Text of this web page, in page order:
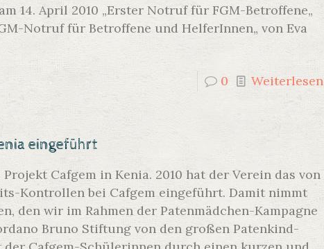
14. April 2010 „Erster Notruf für FGM-Betroffene„
Notruf für Betroffene und HelferInnen„ von Eva
0 Weiterlesen
eingeführt
Cafgem in Kenia. 2010 hat der Verein das von
Kontrollen bei Cafgem eingeführt. Damit nimmt
den wir im Rahmen der Patenmädchen-Kampagne
Bruno Stiftung von den großen Patenkind-